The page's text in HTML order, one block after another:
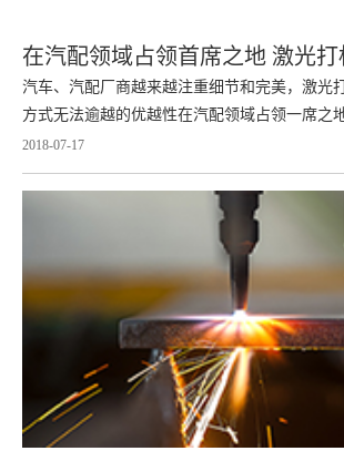
在汽配领域占领首席之地 激光
汽车、汽配厂商越来越注重细节和完美，激光
方式无法逾越的优越性在汽配领域占领一席之地
2018-07-17